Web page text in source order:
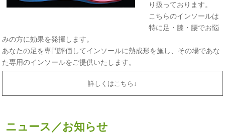
り扱っております。
こちらのインソールは
特に足・膝・腰でお悩
みの方に効果を発揮します。
あなたの足を専門評価してインソールに熱成形を施し、その場であな
た専用のインソールをご提供いたします。
詳しくはこちら↓
ニュース／お知らせ